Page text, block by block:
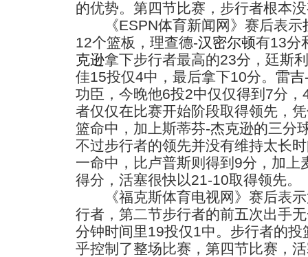
的优势。第四节比赛，步行者根本
《ESPN体育新闻网》赛后表示
12个篮板，理查德-汉密尔顿有13分
克逊拿下步行者最高的23分，廷斯
佳15投仅4中，最后拿下10分。 雷吉
功臣，今晚他6投2中仅仅得到7分
者仅仅在比赛开始阶段取得领先，
篮命中，加上斯蒂芬-杰克逊的三分
不过步行者的领先并没有维持太长
一命中，比卢普斯则得到9分，加上
得分，活塞很快以21-10取得领先。
《福克斯体育电视网》赛后表示
行者，第二节步行者的前五次出手
分钟时间里19投仅1中。步行者的
乎控制了整场比赛，第四节比赛，